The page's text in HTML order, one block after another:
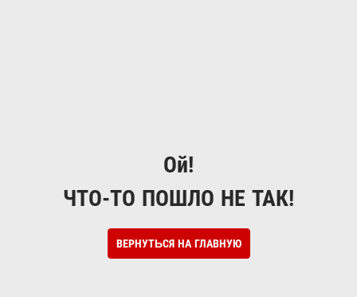
Ой!
ЧТО-ТО ПОШЛО НЕ ТАК!
ВЕРНУТЬСЯ НА ГЛАВНУЮ